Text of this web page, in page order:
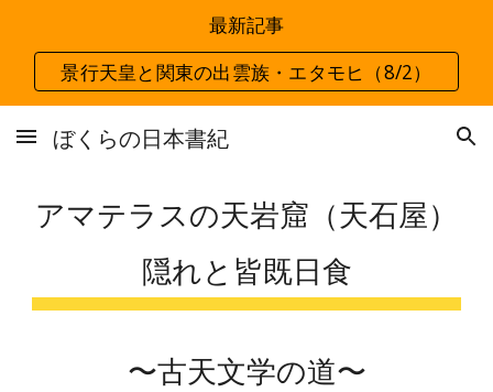
最新記事
景行天皇と関東の出雲族・エタモヒ（8/2）
ぼくらの日本書紀
アマテラスの天岩窟（天石屋）
隠れと皆既日食
〜古天文学の道〜